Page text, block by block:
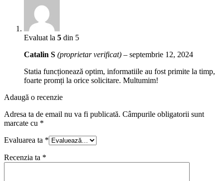
Evaluat la 5 din 5
Catalin S (proprietar verificat) – septembrie 12, 2024
Statia funcționează optim, informatiile au fost primite la timp,
foarte promți la orice solicitare. Multumim!
Adaugă o recenzie
Adresa ta de email nu va fi publicată. Câmpurile obligatorii sunt
marcate cu *
Evaluarea ta *
Recenzia ta *